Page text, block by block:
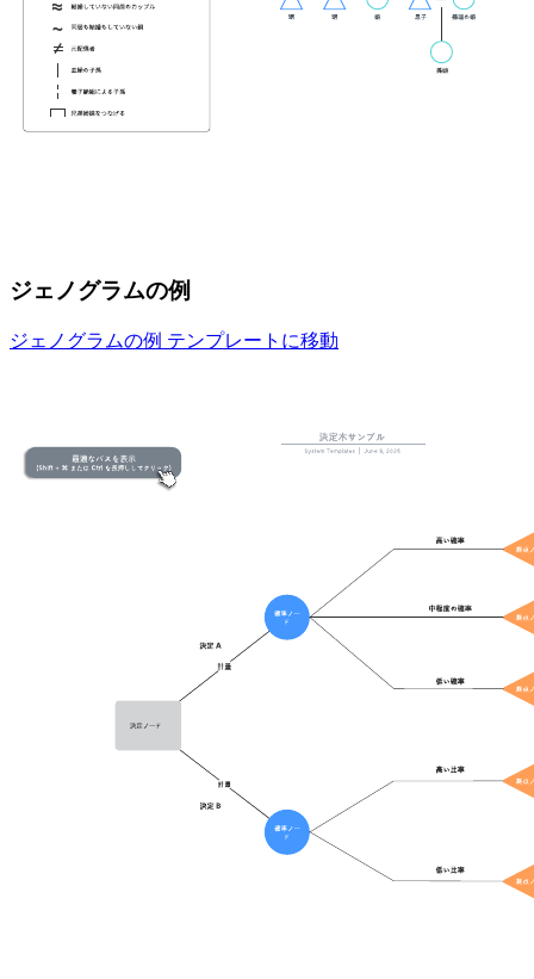
ジェノグラムの例
ジェノグラムの例 テンプレートに移動